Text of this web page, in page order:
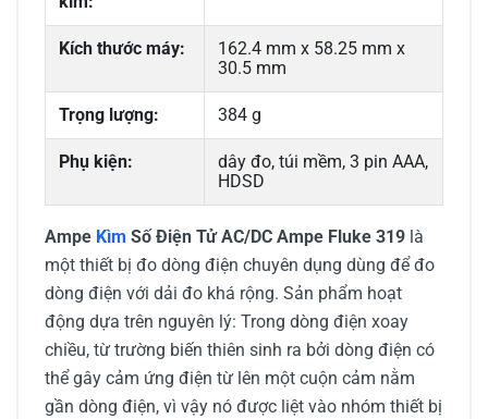
Kích thước máy:
162.4 mm x 58.25 mm x
30.5 mm
Trọng lượng: 384 g
Phụ kiện:
dây đo, túi mềm, 3 pin AAA,
HDSD
Ampe Kìm Số Điện Tử AC/DC Ampe Fluke 319 là
một thiết bị đo dòng điện chuyên dụng dùng để đo
dòng điện với dải đo khá rộng. Sản phẩm hoạt
động dựa trên nguyên lý: Trong dòng điện xoay
chiều, từ trường biến thiên sinh ra bởi dòng điện có
thể gây cảm ứng điện từ lên một cuộn cảm nằm
gần dòng điện, vì vậy nó được liệt vào nhóm thiết bị